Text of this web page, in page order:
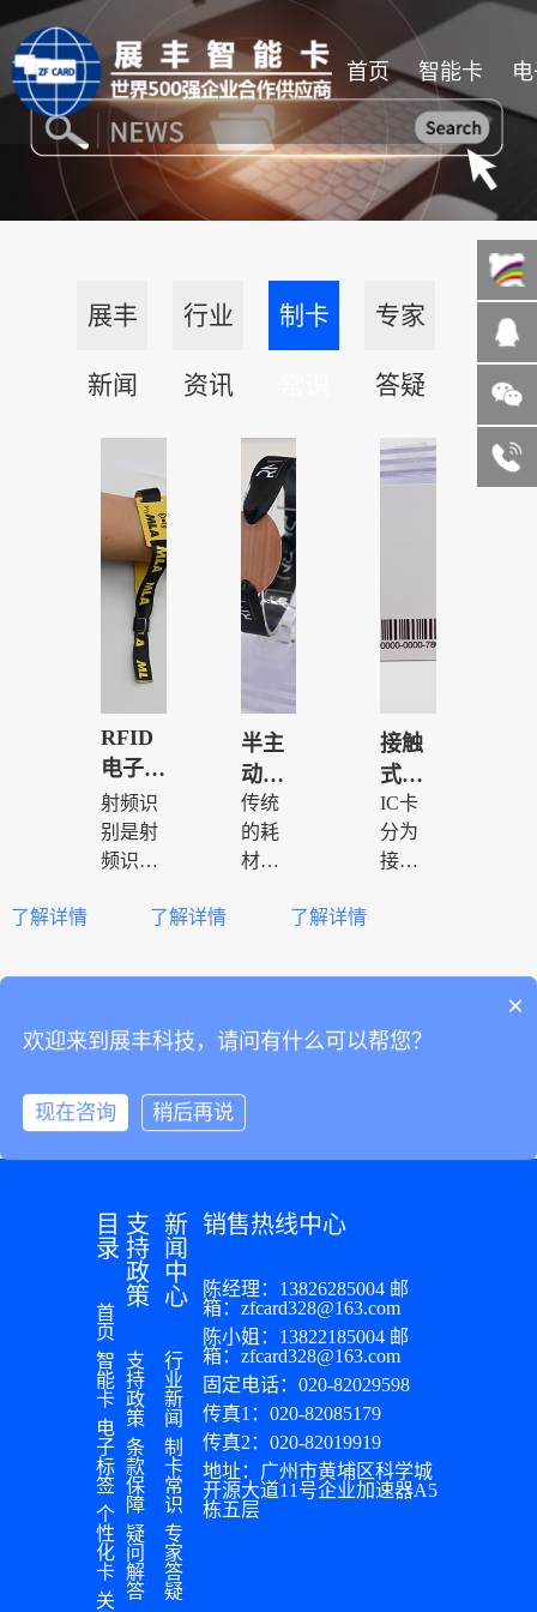
首页 智能卡
展丰
新闻
行业
资讯
制卡 专家
答疑
RFID
电子标
签可以
发展为
小体积
化的形
射频识
别是射
频识别
别方
相同的
和IC
卡，具
一识别
符号的
基本功
能
(UID)。
不同之
处在
于，它
可以通
过射频
传输完
成非接
触式自
了解详情
半主
动
RFID
标签
反应
传统
的耗
材管
人工
的形
行。
记材
订
购、
申
请、
验
收、
请
求、
使用
了解详情
接触
式智
能卡
也就
是带
卡
IC卡
分为
接触
属于
RFID
卡的
在卡
基表
面，
而非
接触
式IC
卡由
芯片
了解详情
< 1 2 >
微信咨询
客服热线
目
录
首
页
智
能
卡
电
子
标
签
个
性
化
卡
关
支
持
政
策
支
持
政
策
条
款
保
障
疑
问
解
答
新
闻
中
心
行
业
新
闻
制
卡
常
识
专
家
答
疑
销售热线中心
陈经理：13826285004 邮
箱：zfcard328@163.com
陈小姐：13822185004 邮
箱：zfcard328@163.com
固定电话：020-82029598
传真1：020-82085179
传真2：020-82019919
地址：广州市黄埔区科学城
开源大道11号企业加速器A5
栋五层
×
欢迎来到展丰科技，请问有什么可以帮您？
现在咨询 稍后再说